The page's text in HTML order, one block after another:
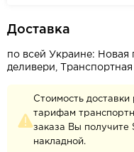
Доставка
по всей Украине: Новая
деливери,
Стоимость доставки
тарифам
заказа Вы получите
накладной.